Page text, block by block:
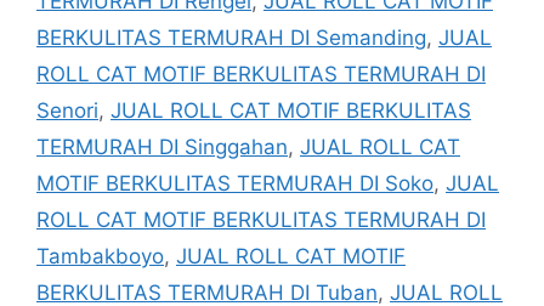
BERKULITAS TERMURAH DI Semanding, JUAL
ROLL CAT MOTIF BERKULITAS TERMURAH DI
Senori, JUAL ROLL CAT MOTIF BERKULITAS
TERMURAH DI Singgahan, JUAL ROLL CAT
MOTIF BERKULITAS TERMURAH DI Soko, JUAL
ROLL CAT MOTIF BERKULITAS TERMURAH DI
Tambakboyo, JUAL ROLL CAT MOTIF
BERKULITAS TERMURAH DI Tuban, JUAL ROLL